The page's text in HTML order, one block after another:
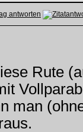
Rute
man